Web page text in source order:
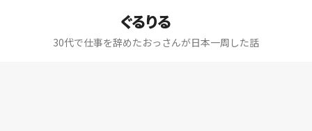
ぐるりる
30代で仕事を辞めたおっさんが日本一周した話